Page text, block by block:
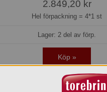
2.849,20 kr
Hel förpackning = 4*1 st
Lager: 2 del av förp.
Köp »